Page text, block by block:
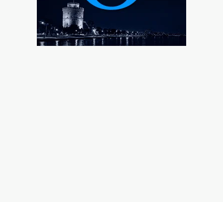
Καταρρέει η κυβερνητική προπαγάνδα για το
Μεταναστευτικό